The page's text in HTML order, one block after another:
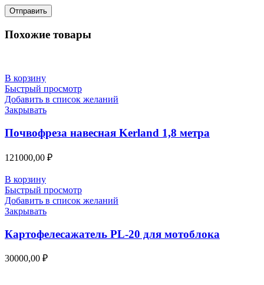
Похожие товары
В корзину
Быстрый просмотр
Добавить в список желаний
Закрывать
Почвофреза навесная Kerland 1,8 метра
121000,00 ₽
В корзину
Быстрый просмотр
Добавить в список желаний
Закрывать
Картофелесажатель PL-20 для мотоблока
30000,00 ₽